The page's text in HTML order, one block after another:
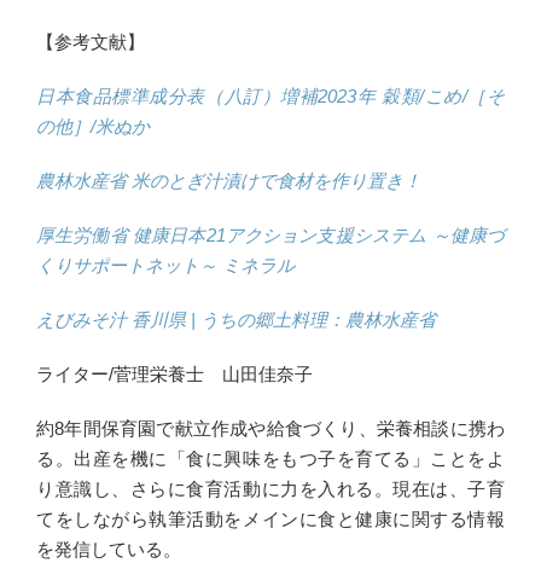
【参考文献】
日本食品標準成分表（八訂）増補2023年 穀類/こめ/［そ
の他］/米ぬか
農林水産省 米のとぎ汁漬けで食材を作り置き！
厚生労働省 健康日本21アクション支援システム ～健康づ
くりサポートネット～ ミネラル
えびみそ汁 香川県 | うちの郷土料理：農林水産省
ライター/菅理栄養士 山田佳奈子
約8年間保育園で献立作成や給食づくり、栄養相談に携わ
る。出産を機に「食に興味をもつ子を育てる」ことをよ
り意識し、さらに食育活動に力を入れる。現在は、子育
てをしながら執筆活動をメインに食と健康に関する情報
を発信している。